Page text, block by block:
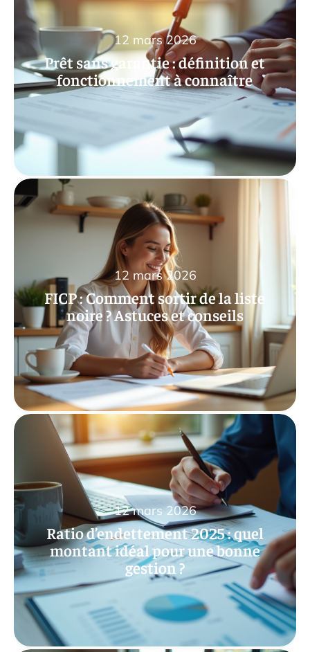
Prêt sans garantie : définition et
fonctionnement à connaître
12 mars 2026
FICP : Comment sortir de la liste
noire ? Astuces et conseils
12 mars 2026
Ratio d’endettement 2025 : quel
montant idéal pour une bonne
gestion ?
12 mars 2026